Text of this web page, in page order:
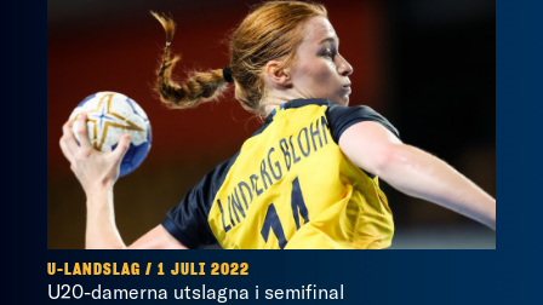
U-LANDSLAG / 1 JULI 2022
U20-damerna utslagna i semifinal